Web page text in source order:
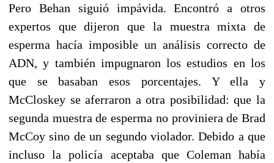
Pero Behan siguió impávida. Encontró a otros
expertos que dijeron que la muestra mixta de
esperma hacía imposible un análisis correcto de
ADN, y también impugnaron los estudios en los
que se basaban esos porcentajes. Y ella y
McCloskey se aferraron a otra posibilidad: que la
segunda muestra de esperma no proviniera de Brad
McCoy sino de un segundo violador. Debido a que
incluso la policía aceptaba que Coleman había